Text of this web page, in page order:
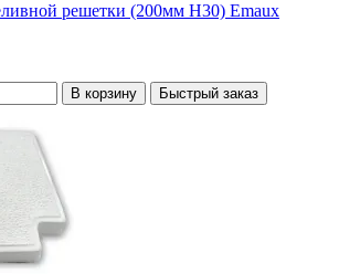
решетки (200мм Н30) Emaux
В корзину Быстрый заказ